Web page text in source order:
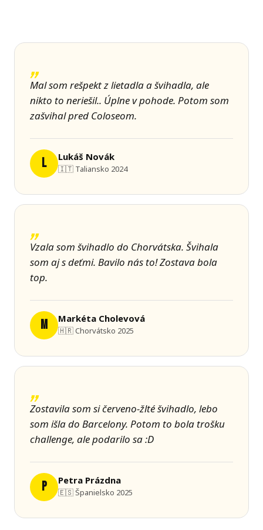
Mal som rešpekt z lietadla a švihadla, ale
nikto to neriešil.. Úplne v pohode. Potom som
zašvihal pred Coloseom.
L Lukáš Novák
🇮🇹 Taliansko 2024
Vzala som švihadlo do Chorvátska. Švihala
som aj s deťmi. Bavilo nás to! Zostava bola
top.
M Markéta Cholevová
🇭🇷 Chorvátsko 2025
Zostavila som si červeno-žlté švihadlo, lebo
som išla do Barcelony. Potom to bola trošku
challenge, ale podarilo sa :D
P Petra Prázdna
🇪🇸 Španielsko 2025